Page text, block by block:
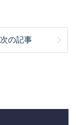
次の記事